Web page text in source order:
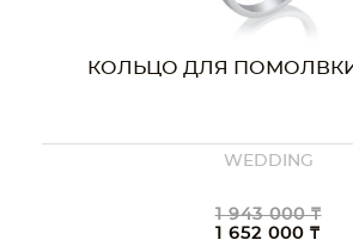
КОЛЬЦО ДЛЯ ПОМОЛВКИ
WEDDING
1 943 000 ₸
1 652 000 ₸